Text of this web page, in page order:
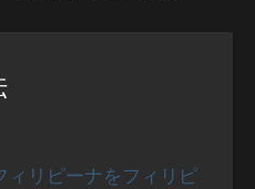
ィリピーナをフィリピ